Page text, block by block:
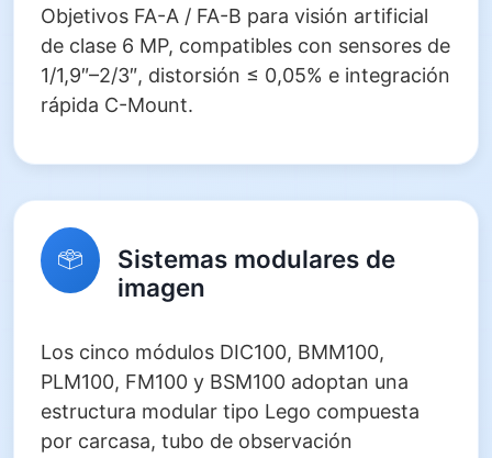
Objetivos FA-A / FA-B para visión artificial
de clase 6 MP, compatibles con sensores de
1/1,9″–2/3″, distorsión ≤ 0,05% e integración
rápida C-Mount.
Sistemas modulares de
imagen
Los cinco módulos DIC100, BMM100,
PLM100, FM100 y BSM100 adoptan una
estructura modular tipo Lego compuesta
por carcasa, tubo de observación